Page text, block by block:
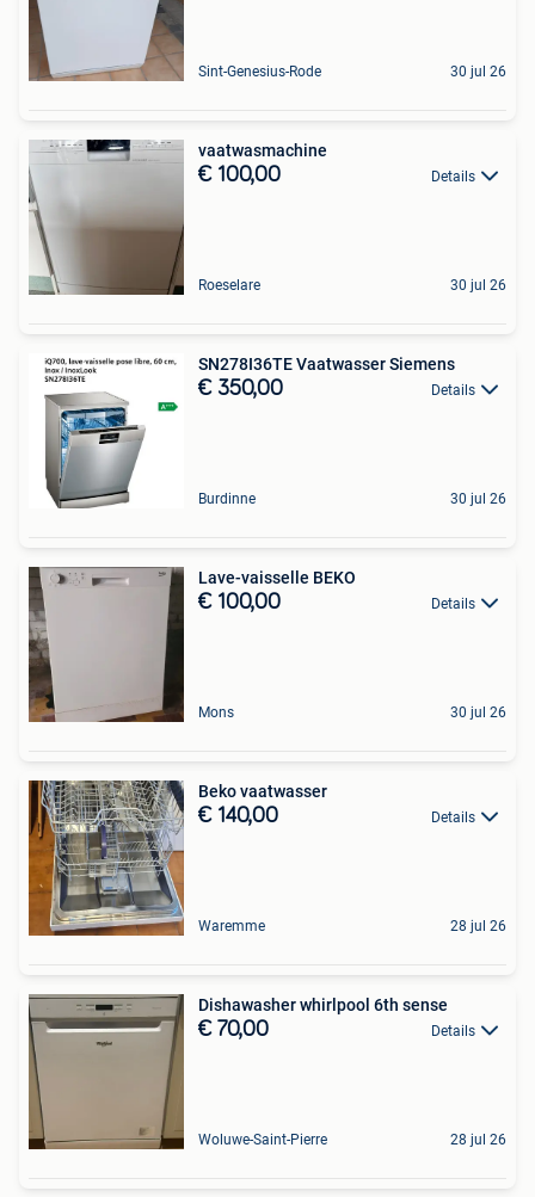
Sint-Genesius-Rode 30 jul 26
vaatwasmachine
€ 100,00 Details
Roeselare 30 jul 26
SN278I36TE Vaatwasser Siemens
€ 350,00 Details
Burdinne 30 jul 26
Lave-vaisselle BEKO
€ 100,00 Details
Mons 30 jul 26
Beko vaatwasser
€ 140,00 Details
Waremme 28 jul 26
Dishawasher whirlpool 6th sense
€ 70,00 Details
Woluwe-Saint-Pierre 28 jul 26